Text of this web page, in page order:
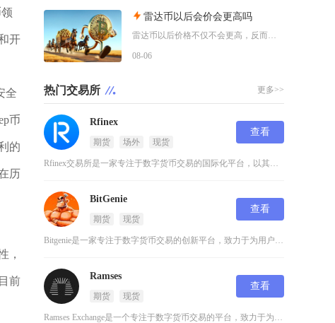
开
全
币
的
历
，
前
雷达币以后会价会更高吗
雷达币以后价格不仅不会更高，反而会持续阴跌、流动性枯竭，最终趋近归零，不存在任何实质性上涨
08-06
热门交易所 更多>>
Rfinex
期货 场外 现货
查看
Rfinex交易所是一家专注于数字货币交易的国际化平台，以其安全性和高效性在行业内建立了良
BitGenie
期货 现货
查看
Bitgenie是一家专注于数字货币交易的创新平台，致力于为用户提供安全、高效的交易体验。
Ramses
期货 现货
查看
Ramses Exchange是一个专注于数字货币交易的平台，致力于为用户提供安全、高效的